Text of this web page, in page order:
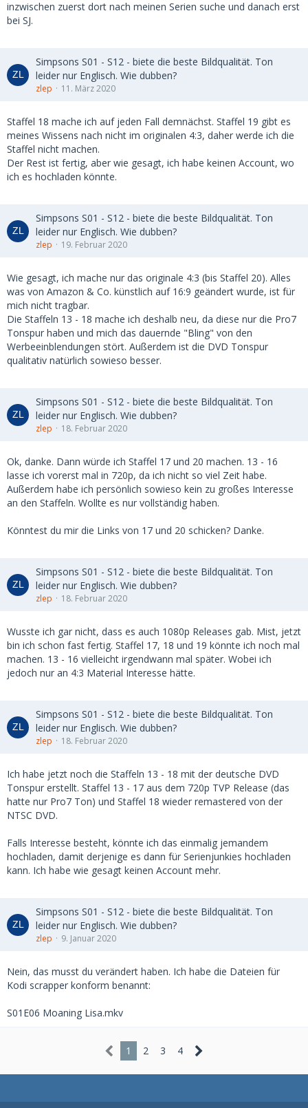
inzwischen zuerst dort nach meinen Serien suche und danach erst
bei SJ.
Simpsons S01 - S12 - biete die beste Bildqualität. Ton
leider nur Englisch. Wie dubben?
zlep 11. März 2020
Staffel 18 mache ich auf jeden Fall demnächst. Staffel 19 gibt es
meines Wissens nach nicht im originalen 4:3, daher werde ich die
Staffel nicht machen.
Der Rest ist fertig, aber wie gesagt, ich habe keinen Account, wo
ich es hochladen könnte.
Simpsons S01 - S12 - biete die beste Bildqualität. Ton
leider nur Englisch. Wie dubben?
zlep 19. Februar 2020
Wie gesagt, ich mache nur das originale 4:3 (bis Staffel 20). Alles
was von Amazon & Co. künstlich auf 16:9 geändert wurde, ist für
mich nicht tragbar.
Die Staffeln 13 - 18 mache ich deshalb neu, da diese nur die Pro7
Tonspur haben und mich das dauernde "Bling" von den
Werbeeinblendungen stört. Außerdem ist die DVD Tonspur
qualitativ natürlich sowieso besser.
Simpsons S01 - S12 - biete die beste Bildqualität. Ton
leider nur Englisch. Wie dubben?
zlep 18. Februar 2020
Ok, danke. Dann würde ich Staffel 17 und 20 machen. 13 - 16
lasse ich vorerst mal in 720p, da ich nicht so viel Zeit habe.
Außerdem habe ich persönlich sowieso kein zu großes Interesse
an den Staffeln. Wollte es nur vollständig haben.
Könntest du mir die Links von 17 und 20 schicken? Danke.
Simpsons S01 - S12 - biete die beste Bildqualität. Ton
leider nur Englisch. Wie dubben?
zlep 18. Februar 2020
Wusste ich gar nicht, dass es auch 1080p Releases gab. Mist, jetzt
bin ich schon fast fertig. Staffel 17, 18 und 19 könnte ich noch mal
machen. 13 - 16 vielleicht irgendwann mal später. Wobei ich
jedoch nur an 4:3 Material Interesse hätte.
Simpsons S01 - S12 - biete die beste Bildqualität. Ton
leider nur Englisch. Wie dubben?
zlep 18. Februar 2020
Ich habe jetzt noch die Staffeln 13 - 18 mit der deutsche DVD
Tonspur erstellt. Staffel 13 - 17 aus dem 720p TVP Release (das
hatte nur Pro7 Ton) und Staffel 18 wieder remastered von der
NTSC DVD.
Falls Interesse besteht, könnte ich das einmalig jemandem
hochladen, damit derjenige es dann für Serienjunkies hochladen
kann. Ich habe wie gesagt keinen Account mehr.
Simpsons S01 - S12 - biete die beste Bildqualität. Ton
leider nur Englisch. Wie dubben?
zlep 9. Januar 2020
Nein, das musst du verändert haben. Ich habe die Dateien für
Kodi scrapper konform benannt:
S01E06 Moaning Lisa.mkv
1 2 3 4